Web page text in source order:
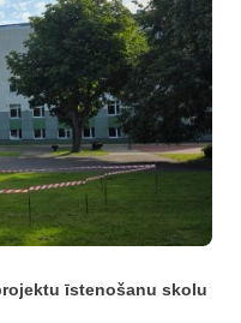
īstenošanu skolu